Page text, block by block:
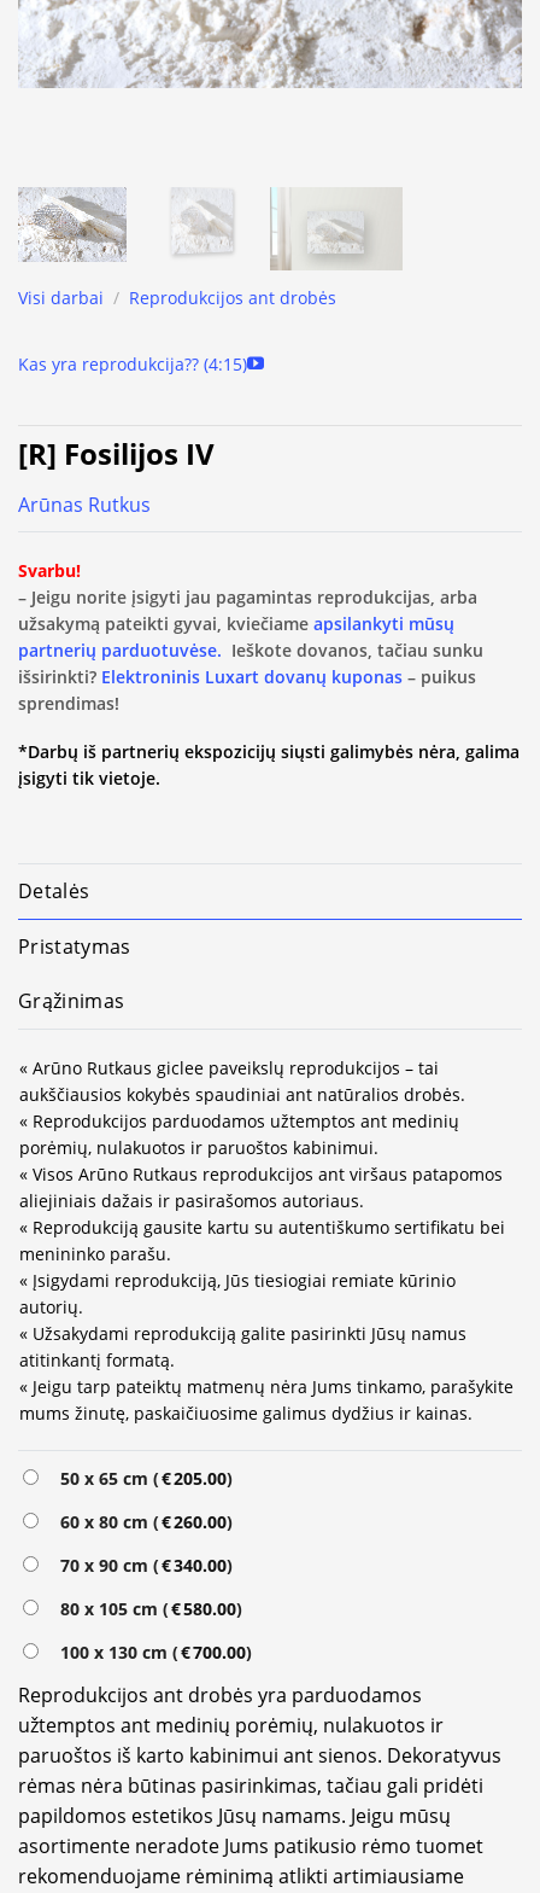
Visi darbai / Reprodukcijos ant drobės
Kas yra reprodukcija?? (4:15)
[R] Fosilijos IV
Arūnas Rutkus
Svarbu!
– Jeigu norite įsigyti jau pagamintas reprodukcijas, arba
užsakymą pateikti gyvai, kviečiame apsilankyti mūsų
partnerių parduotuvėse. Ieškote dovanos, tačiau sunku
išsirinkti? Elektroninis Luxart dovanų kuponas – puikus
sprendimas!
*Darbų iš partnerių ekspozicijų siųsti galimybės nėra, galima
įsigyti tik vietoje.
Detalės
Pristatymas
Grąžinimas
« Arūno Rutkaus giclee paveikslų reprodukcijos – tai
aukščiausios kokybės spaudiniai ant natūralios drobės.
« Reprodukcijos parduodamos užtemptos ant medinių
porėmių, nulakuotos ir paruoštos kabinimui.
« Visos Arūno Rutkaus reprodukcijos ant viršaus patapomos
aliejiniais dažais ir pasirašomos autoriaus.
« Reprodukciją gausite kartu su autentiškumo sertifikatu bei
menininko parašu.
« Įsigydami reprodukciją, Jūs tiesiogiai remiate kūrinio
autorių.
« Užsakydami reprodukciją galite pasirinkti Jūsų namus
atitinkantį formatą.
« Jeigu tarp pateiktų matmenų nėra Jums tinkamo, parašykite
mums žinutę, paskaičiuosime galimus dydžius ir kainas.
50 x 65 cm (€205.00)
60 x 80 cm (€260.00)
70 x 90 cm (€340.00)
80 x 105 cm (€580.00)
100 x 130 cm (€700.00)
Reprodukcijos ant drobės yra parduodamos
užtemptos ant medinių porėmių, nulakuotos ir
paruoštos iš karto kabinimui ant sienos. Dekoratyvus
rėmas nėra būtinas pasirinkimas, tačiau gali pridėti
papildomos estetikos Jūsų namams. Jeigu mūsų
asortimente neradote Jums patikusio rėmo tuomet
rekomenduojame rėminimą atlikti artimiausiame
Alternative: